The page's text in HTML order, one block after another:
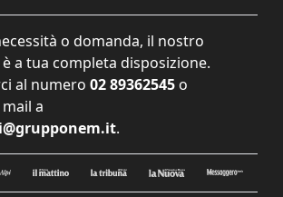
o domanda, il nostro
a tua completa disposizione.
al numero 02 89362545 o
a
.